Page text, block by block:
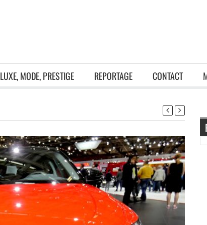
LUXE, MODE, PRESTIGE REPORTAGE CONTACT